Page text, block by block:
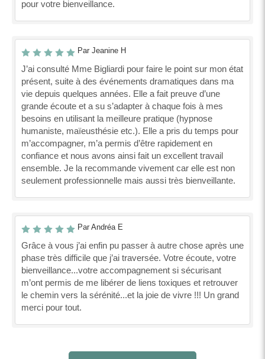
pour votre bienveillance.
Par Jeanine H
J’ai consulté Mme Bigliardi pour faire le point sur mon état
présent, suite à des événements dramatiques dans ma
vie depuis quelques années. Elle a fait preuve d’une
grande écoute et a su s’adapter à chaque fois à mes
besoins en utilisant la meilleure pratique (hypnose
humaniste, maïeusthésie etc.). Elle a pris du temps pour
m’accompagner, m’a permis d’être rapidement en
confiance et nous avons ainsi fait un excellent travail
ensemble. Je la recommande vivement car elle est non
seulement professionnelle mais aussi très bienveillante.
Par Andréa E
Grâce à vous j’ai enfin pu passer à autre chose après une
phase très difficile que j’ai traversée. Votre écoute, votre
bienveillance...votre accompagnement si sécurisant
m’ont permis de me libérer de liens toxiques et retrouver
le chemin vers la sérénité...et la joie de vivre !!! Un grand
merci pour tout.